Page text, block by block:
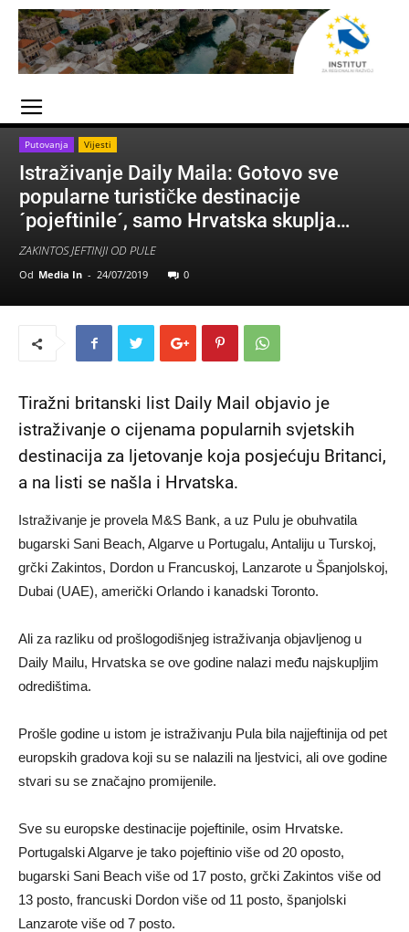
Putovanja Vijesti
Istraživanje Daily Maila: Gotovo sve
popularne turističke destinacije
´pojeftinile´, samo Hrvatska skuplja…
ZAKINTOS JEFTINJI OD PULE
Od Media In - 24/07/2019 0
Tiražni britanski list Daily Mail objavio je
istraživanje o cijenama popularnih svjetskih
destinacija za ljetovanje koja posjećuju Britanci,
a na listi se našla i Hrvatska.
Istraživanje je provela M&S Bank, a uz Pulu je obuhvatila
bugarski Sani Beach, Algarve u Portugalu, Antaliju u Turskoj,
grčki Zakintos, Dordon u Francuskoj, Lanzarote u Španjolskoj,
Dubai (UAE), američki Orlando i kanadski Toronto.
Ali za razliku od prošlogodišnjeg istraživanja objavljenog u
Daily Mailu, Hrvatska se ove godine nalazi među najskupljim
odredištima.
Prošle godine u istom je istraživanju Pula bila najjeftinija od pet
europskih gradova koji su se nalazili na ljestvici, ali ove godine
stvari su se značajno promijenile.
Sve su europske destinacije pojeftinile, osim Hrvatske.
Portugalski Algarve je tako pojeftinio više od 20 oposto,
bugarski Sani Beach više od 17 posto, grčki Zakintos više od
13 posto, francuski Dordon više od 11 posto, španjolski
Lanzarote više od 7 posto.